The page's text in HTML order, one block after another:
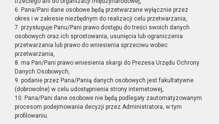
6. Pana/Pani dane osobowe będą przetwarzane wyłącznie przez
okres i w zakresie niezbędnym do realizacji celu przetwarzania,
7. przysługuje Panu/Pani prawo dostępu do treści swoich danych
osobowych oraz ich sprostowania, usunięcia lub ograniczenia
przetwarzania lub prawo do wniesienia sprzeciwu wobec
przetwarzania,
8. ma Pan/Pani prawo wniesienia skargi do Prezesa Urzędu Ochrony
Danych Osobowych,
9. podanie przez Pana/Panią danych osobowych jest fakultatywne
(dobrowolne) w celu udostępnienia strony internetowej,
10. Pana/Pani dane osobowe nie będą podlegały zautomatyzowanym
procesom podejmowania decyzji przez Administratora, w tym
profilowaniu.